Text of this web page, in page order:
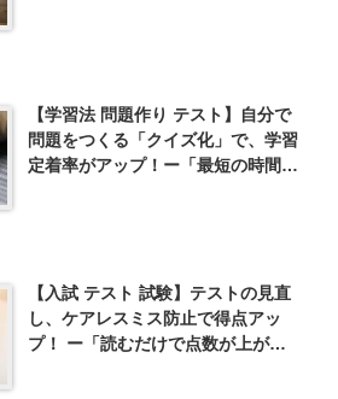
【学習法 問題作り テスト】自分で
問題をつくる「クイズ化」で、学習
定着率がアップ！ー「最短の時間で
【入試 テスト 試験】テストの見直
し、ケアレスミス防止で得点アッ
プ！ ー「読むだけで点数が上がる!